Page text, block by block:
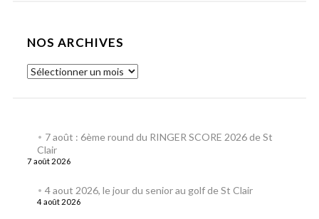
NOS ARCHIVES
7 août : 6ème round du RINGER SCORE 2026 de St
Clair
7 août 2026
4 aout 2026, le jour du senior au golf de St Clair
4 août 2026